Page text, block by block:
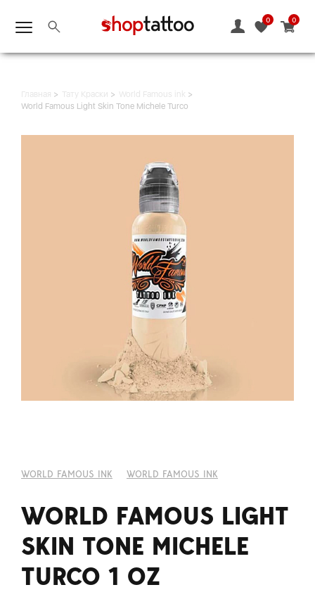
0
0
Главная Тату Краски
World Famous ink
World Famous Light Skin Tone Michele Turco
WORLD FAMOUS INK WORLD FAMOUS INK
WORLD FAMOUS LIGHT
SKIN TONE MICHELE
TURCO 1 OZ